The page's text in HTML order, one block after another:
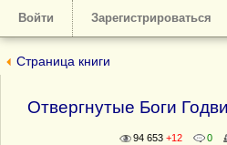
Войти Зарегистрироваться
Страница книги
Отвергнутые Боги
94 653 +12 0